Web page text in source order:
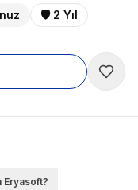
🛡️ 2 Yıl
Eryasoft?